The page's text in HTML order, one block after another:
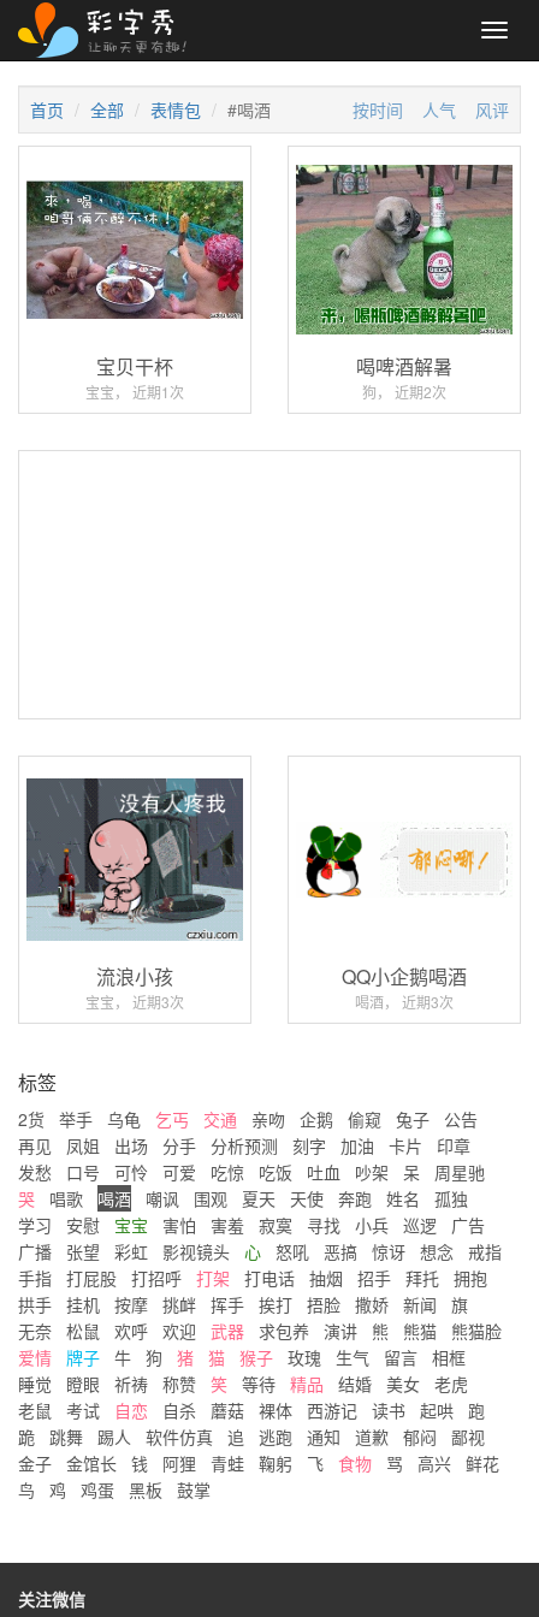
首页 全部 表情包 #喝酒 按时间 人气 风评
宝贝干杯
宝宝， 近期1次
喝啤酒解暑
狗， 近期2次
流浪小孩
宝宝， 近期3次
QQ小企鹅喝酒
喝酒， 近期3次
标签
2货 举手 乌龟 乞丐 交通 亲吻 企鹅 偷窥 兔子
公告
再见
凤姐 出场 分手 分析预测 刻字 加油 卡片
印章
发愁
口号 可怜 可爱 吃惊 吃饭 吐血 吵架 呆
周星驰
哭
唱歌 喝酒 嘲讽 围观 夏天 天使 奔跑 姓名
孤独
学习
安慰 宝宝 害怕 害羞 寂寞 寻找 小兵 巡逻
广告
广播
张望 彩虹 影视镜头 心 怒吼 恶搞 惊讶 想念
戒指
手指 打屁股 打招呼 打架 打电话 抽烟 招手 拜托 拥抱
拱手 挂机 按摩 挑衅 挥手 挨打 捂脸 撒娇 新闻
旗
无奈 松鼠 欢呼 欢迎 武器 求包养 演讲 熊 熊猫
熊猫脸
爱情 牌子 牛 狗 猪 猫 猴子 玫瑰 生气 留言 相框
睡觉
瞪眼 祈祷 称赞 笑 等待 精品 结婚 美女 老虎
老鼠
考试 自恋 自杀 蘑菇 裸体 西游记 读书 起哄
跑
跪
跳舞 踢人 软件仿真 追 逃跑 通知 道歉 郁闷
鄙视
金子 金馆长 钱 阿狸 青蛙 鞠躬 飞 食物 骂 高兴 鲜花
鸟
鸡 鸡蛋 黑板 鼓掌
关注微信